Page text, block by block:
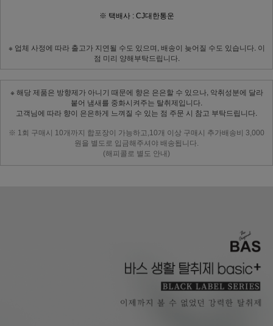
※ 택배사 : CJ대한통운
※ 업체 사정에 따라 출고가 지연될 수도 있으며, 배송이 늦어질 수도 있습니다. 이
점 미리 양해부탁드립니다.
※ 해당 제품은 방향제가 아니기 때문에 향은 은은할 수 있으나, 악취성분에 달라
붙어 냄새를 중화시켜주는 탈취제입니다.
고객님에 따라 향이 은은하게 느껴질 수 있는 점 주문 시 참고 부탁드립니다.
※ 1회 구매시 10개까지 합포장이 가능하고,10개 이상 구매시 추가배송비 3,000
원을 별도로 입금해주셔야 배송됩니다.
(해피콜로 별도 안내)